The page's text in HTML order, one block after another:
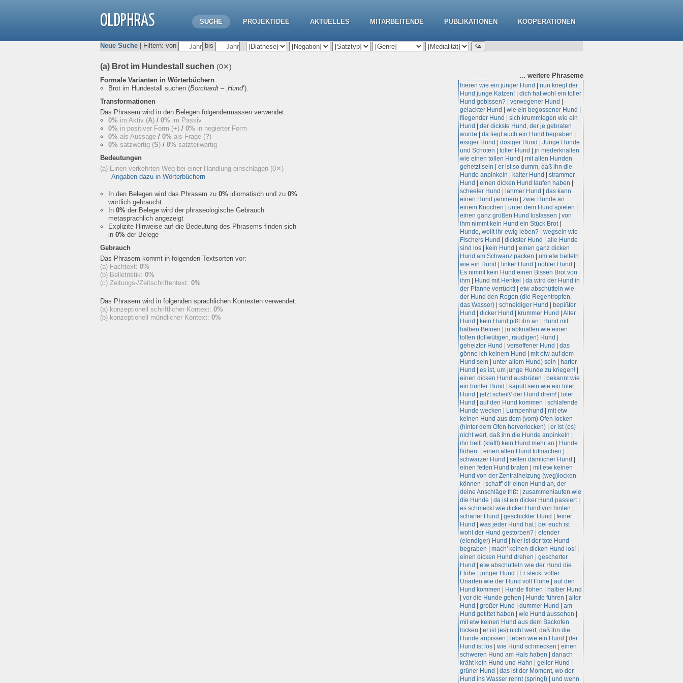
OLDPHRAS SUCHE PROJEKTIDEE AKTUELLES MITARBEITENDE PUBLIKATIONEN KOOPERATIONEN
Neue Suche | Filtern: von bis
(a) Brot im Hundestall suchen (0✕)
Formale Varianten in Wörterbüchern
Brot im Hundestall suchen (Borchardt – ‚Hund‘).
Transformationen
Das Phrasem wird in den Belegen folgendermassen verwendet:
0% im Aktiv (A) / 0% im Passiv
0% in positiver Form (+) / 0% in negierter Form
0% als Aussage / 0% als Frage (?)
0% satzwertig (S) / 0% satzteilwertig
Bedeutungen
(a) Einen verkehrten Weg bei einer Handlung einschlagen (0✕)
Angaben dazu in Wörterbüchern
In den Belegen wird das Phrasem zu 0% idiomatisch und zu 0%
wörtlich gebraucht
In 0% der Belege wird der phraseologische Gebrauch
metasprachlich angezeigt
Explizite Hinweise auf die Bedeutung des Phrasems finden sich
in 0% der Belege
Gebrauch
Das Phrasem kommt in folgenden Textsorten vor:
(a) Fachtext: 0%
(b) Belletristik: 0%
(c) Zeitungs-/Zeitschriftentext: 0%
Das Phrasem wird in folgenden sprachlichen Kontexten verwendet:
(a) konzeptionell schriftlicher Kontext: 0%
(b) konzeptionell mündlicher Kontext: 0%
... weitere Phraseme
frieren wie ein junger Hund
nun kriegt der
Hund junge Katzen!
dich hat wohl ein toller
Hund gebissen?
verwegener Hund
gelackter Hund
wie ein begossener Hund
fliegender Hund
sich krummlegen wie ein
Hund
der dickste Hund, der je gebraten
wurde
da liegt auch ein Hund begraben
eisiger Hund
dösiger Hund
Junge Hunde
und Schoten
toller Hund
jn niederknallen
wie einen tollen Hund
mit allen Hunden
gehetzt sein
er ist so dumm, daß ihn die
Hunde anpinkeln
kalter Hund
strammer
Hund
einen dicken Hund laufen haben
scheeler Hund
lahmer Hund
das kann
einen Hund jammern
zwei Hunde an
einem Knochen
unter dem Hund spielen
einen ganz großen Hund loslassen
von
ihm nimmt kein Hund ein Stück Brot|
Hunde, wollt ihr ewig leben?
wegsein wie
Fischers Hund
dickster Hund
alle Hunde
sind los
kein Hund
einen ganz dicken
Hund am Schwanz packen
um etw betteln
wie ein Hund
linker Hund nobler Hund
Es nimmt kein Hund einen Bissen Brot von
ihm
Hund mit Henkel
da wird der Hund in
der Pfanne verrückt!
etw abschütteln wie
der Hund den Regen (die Regentropfen,
das Wasser)
schneidiger Hund
bepißter
Hund
dicker Hund krummer Hund
Alter
Hund
kein Hund pißt ihn an
Hund mit
halben Beinen
jn abknallen wie einen
tollen (tollwütigen, räudigen) Hund
geheizter Hund
versoffener Hund
das
gönne ich keinem Hund
mit etw auf dem
Hund sein
unter allem Hund) sein
harter
Hund
es ist, um junge Hunde zu kriegen!
einen dicken Hund ausbrüten
bekannt wie
ein bunter Hund
kaputt sein wie ein toter
Hund
jetzt scheiß' der Hund drein!
toter
Hund
auf den Hund kommen
schlafende
Hunde wecken
Lumpenhund
mit etw
keinen Hund aus dem (vom) Ofen locken
(hinter dem Ofen hervorlocken)
er ist (es)
nicht wert, daß ihn die Hunde anpinkeln
ihn bellt (kläfft) kein Hund mehr an
Hunde
flöhen.
einen alten Hund totmachen
schwarzer Hund
selten dämlicher Hund
einen fetten Hund braten
mit etw keinen
Hund von der Zentralheizung (weg)locken
können
schaff' dir einen Hund an, der
deine Anschläge frißt| zusammenlaufen wie
die Hunde
da ist ein dicker Hund passiert|
es schmeckt wie dicker Hund von hinten
scharfer Hund
geschickter Hund
feiner
Hund
was jeder Hund hat| bei euch ist
wohl der Hund gestorben?
elender
(elendiger) Hund
hier ist der tote Hund
begraben
mach' keinen dicken Hund los!
einen dicken Hund drehen
gescherter
Hund
etw abschütteln wie der Hund die
Flöhe
junger Hund
Er steckt voller
Unarten wie der Hund voll Flöhe
auf den
Hund kommen
Hunde flöhen
halber Hund
vor die Hunde gehen Hunde führen
alter
Hund
großer Hund dummer Hund
am
Hund getittet haben
wie Hund aussehen
mit etw keinen Hund aus dem Backofen
locken
er ist (es) nicht wert, daß ihn die
Hunde anpissen
leben wie ein Hund
der
Hund ist los
wie Hund schmecken
einen
schweren Hund am Hals haben
danach
kräht kein Hund und Hahn
geiler Hund
grüner Hund
das ist der Moment, wo der
Hund ins Wasser rennt (springt)
und wenn